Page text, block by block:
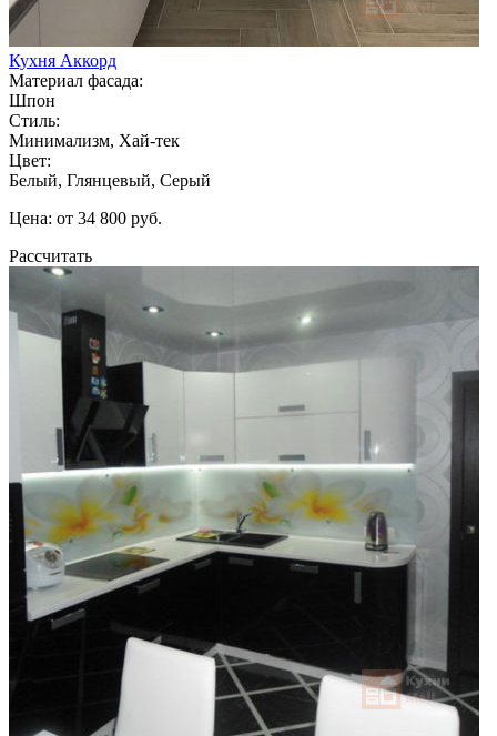
Кухня Аккорд
Материал фасада:
Шпон
Стиль:
Минимализм, Хай-тек
Цвет:
Белый, Глянцевый, Серый
Цена: от 34 800 руб.
Рассчитать